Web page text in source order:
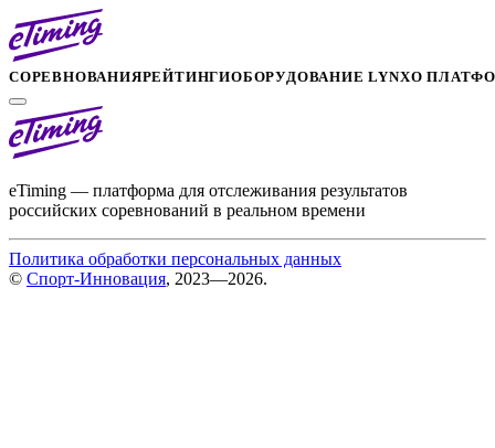
СОРЕВНОВАНИЯРЕЙТИНГИОБОРУДОВАНИЕ LYNXО
eTiming — платформа для отслеживания результатов
российских соревнований в реальном времени
Политика обработки персональных данных
© Спорт-Инновация, 2023—2026.